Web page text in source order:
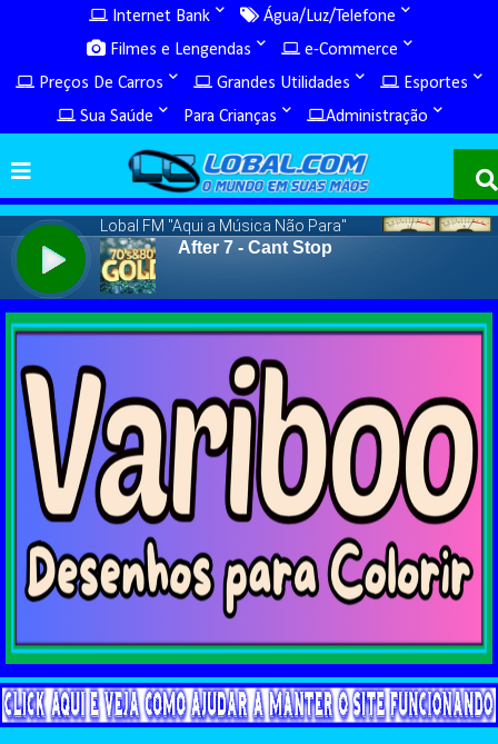
Internet Bank
Água/Luz/Telefone
Filmes e Lengendas
e-Commerce
Preços De Carros
Grandes Utilidades
Esportes
Sua Saúde
Para Crianças Administração